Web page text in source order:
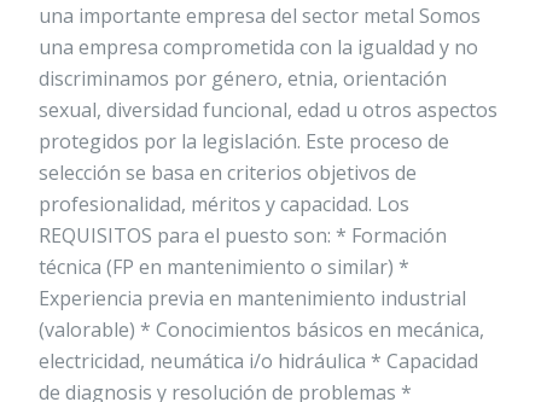
una importante empresa del sector metal Somos
una empresa comprometida con la igualdad y no
discriminamos por género, etnia, orientación
sexual, diversidad funcional, edad u otros aspectos
protegidos por la legislación. Este proceso de
selección se basa en criterios objetivos de
profesionalidad, méritos y capacidad. Los
REQUISITOS para el puesto son: * Formación
técnica (FP en mantenimiento o similar) *
Experiencia previa en mantenimiento industrial
(valorable) * Conocimientos básicos en mecánica,
electricidad, neumática i/o hidráulica * Capacidad
de diagnosis y resolución de problemas *